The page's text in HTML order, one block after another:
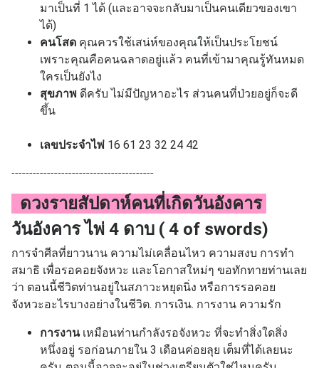
มาเป็นที่ 1 ได้ (และอาจจะกลับมาเป็นคนเดียวของเขา
ได้)
คนโสด คุณควรใช้เสน่ห์ของคุณให้เป็นประโยชน์
เพราะคุณคือคนฉลาดอยู่แล้ว คนที่เข้ามาคุณรู้ทันหมด
ใครเป็นยังไง
สุขภาพ ดีครับ ไม่มีปัญหาอะไร ส่วนคนที่ป่วยอยู่ก็จะดี
ขึ้น
เลขประจำไพ่ 16 61 23 32 24 42
----------------------------------------
ดวงรายสัปดาห์คนที่เกิดวันอังคาร
วันอังคาร ไพ่ 4 ดาบ ( 4 of swords)
การจำศีลที่ยาวนาน ความไม่เคลื่อนไหว ความสงบ การทำ
สมาธิ เพื่อรอคอยจังหวะ และโอกาสใหม่ๆ ขอทักทายท่านเลย
ว่า ตอนนี้ชีวิตท่านอยู่ในสภาวะหยุดนิ่ง หรือการรอคอย
จังหวะอะไรบางอย่างในชีวิต. การเงิน. การงาน ความรัก
การงาน เหมือนท่านกำลังรอจังหวะ ที่จะทำสิ่งใดสิ่ง
หนึ่งอยู่ รอก่อนภายใน 3 เดือนค่อยลุย เต็มที่ได้เลยนะ